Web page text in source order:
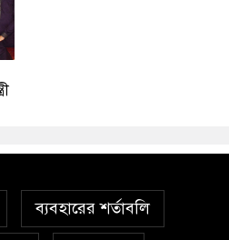
ব্যবহারের শর্তাবলি